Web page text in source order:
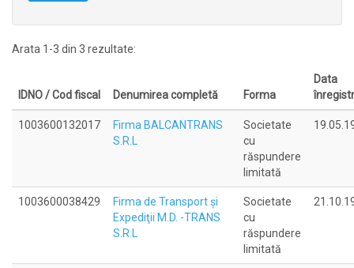
Arata 1-3 din 3 rezultate:
IDNO / Cod fiscal Denumirea completă Forma
Data
1003600132017
Firma BALCANTRANS
S.R.L
Societate
cu
răspundere
limitată
1003600038429
Firma de Transport şi
Expediţii M.D. -TRANS
S.R.L
Societate
cu
răspundere
limitată